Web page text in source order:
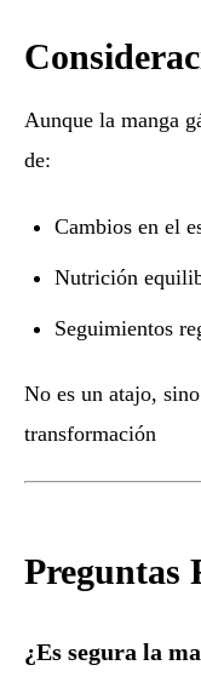
Aunque la manga
de:
Cambios en el
Nutrición
Seguimientos
No es un atajo,
transformación
Preguntas
¿Es segura la